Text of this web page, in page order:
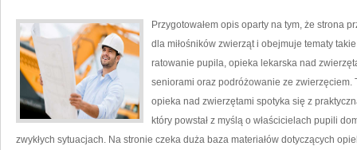
Przygotowałem opis oparty na tym, że strona
dla miłośników zwierząt i obejmuje tematy
ratowanie pupila, opieka lekarska nad
seniorami oraz podróżowanie ze zwierzęciem.
opieka nad zwierzętami spotyka się z
który powstał z myślą o właścicielach pupili
zwykłych sytuacjach. Na stronie czeka duża baza materiałów dotyczących